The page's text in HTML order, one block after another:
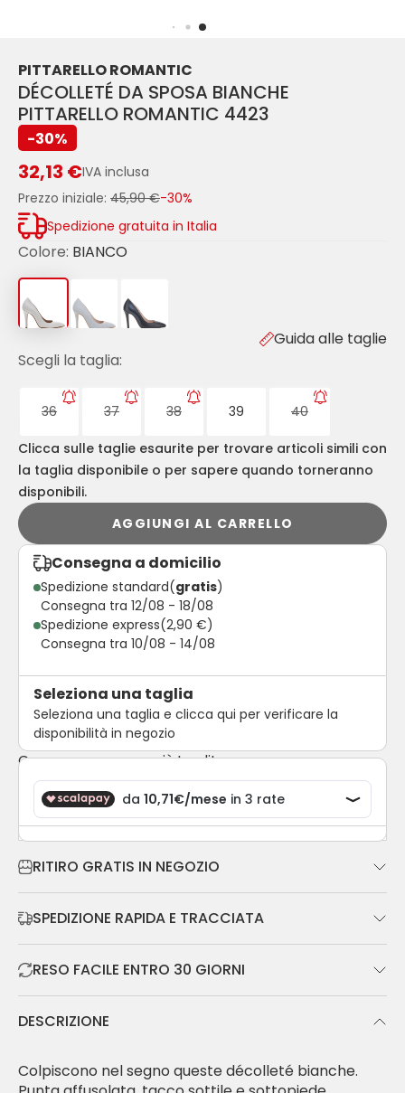
PITTARELLO ROMANTIC
DÉCOLLETÉ DA SPOSA BIANCHE
PITTARELLO ROMANTIC 4423
-30%
32,13 €IVA inclusa
Prezzo iniziale: 45,90 €-30%
Spedizione gratuita in Italia
Colore: BIANCO
Guida alle taglie
Scegli la taglia:
36 37 38 39 40
Clicca sulle taglie esaurite per trovare articoli simili con
la taglia disponibile o per sapere quando torneranno
disponibili.
AGGIUNGI AL CARRELLO
Consegna a domicilio
Spedizione standard(gratis)
Consegna tra 12/08 - 18/08
Spedizione express(2,90 €)
Consegna tra 10/08 - 14/08
Seleziona una taglia
Seleziona una taglia e clicca qui per verificare la
disponibilità in negozio
Compra ora, paga più tardi!
RITIRO GRATIS IN NEGOZIO
SPEDIZIONE RAPIDA E TRACCIATA
RESO FACILE ENTRO 30 GIORNI
DESCRIZIONE
Colpiscono nel segno queste décolleté bianche.